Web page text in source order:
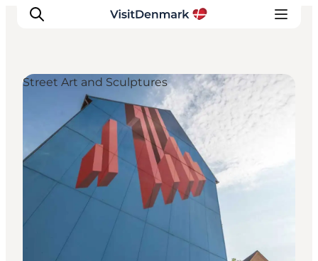
Inspiratie
Bestemmingen
Wat te doen
Accommodaties
Plan je reis
Street Art and Sculptures